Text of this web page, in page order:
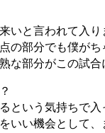
いと言われて入
の部分でも僕が
な部分がこの試合
という気持ちで
いい機会として